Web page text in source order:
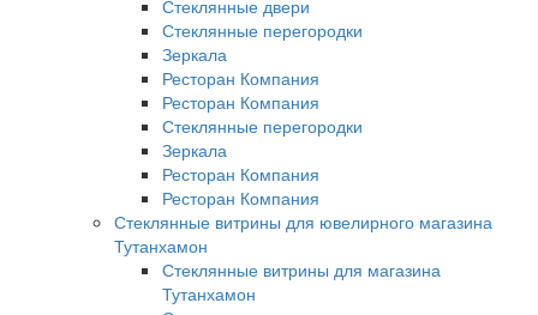
Стеклянные двери
Стеклянные перегородки
Зеркала
Ресторан Компания
Ресторан Компания
Стеклянные перегородки
Зеркала
Ресторан Компания
Ресторан Компания
Стеклянные витрины для ювелирного магазина
Тутанхамон
Стеклянные витрины для магазина
Тутанхамон